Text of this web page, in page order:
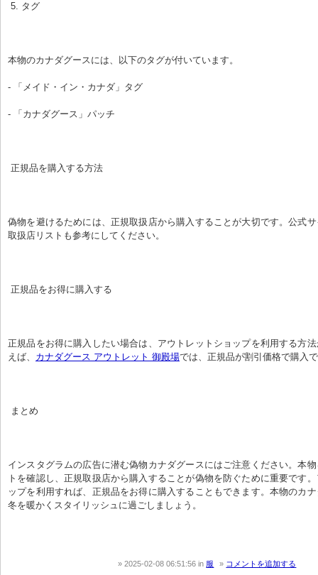
5. タグ
本物のカナダグースには、以下のタグが付いています。
- 「メイド・イン・カナダ」タグ
- 「カナダグース」パッチ
正規品を購入する方法
偽物を避けるためには、正規取扱店から購入することが大切です。公式
取扱店リストも参考にしてください。
正規品をお得に購入する
正規品をお得に購入したい場合は、アウトレットショップを利用する方
えば、 カナダグース アウトレット 御殿場では、正規品が割引価格で購入
まとめ
インスタグラムの広告に潜む偽物カナダグースにはご注意ください。本
トを確認し、正規取扱店から購入することが偽物を防ぐために重要です
ップを利用すれば、正規品をお得に購入することもできます。本物のカ
冬を暖かくスタイリッシュに過ごしましょう。
2025-02-08 06:51:56in 服 コメントを追加する